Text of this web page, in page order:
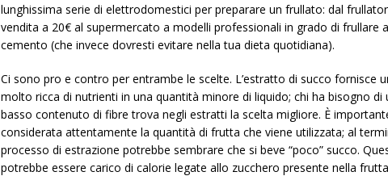
lunghissima serie di elettrodomestici per preparare un frullato: dal
vendita a 20€ al supermercato a modelli professionali in grado di frullare
cemento (che invece dovresti evitare nella tua dieta quotidiana).
Ci sono pro e contro per entrambe le scelte. L’estratto di succo fornisce
molto ricca di nutrienti in una quantità minore di liquido; chi ha bisogno di
basso contenuto di fibre trova negli estratti la scelta migliore. È
considerata attentamente la quantità di frutta che viene utilizzata; al
processo di estrazione potrebbe sembrare che si beve “poco” succo.
potrebbe essere carico di calorie legate allo zucchero presente nella